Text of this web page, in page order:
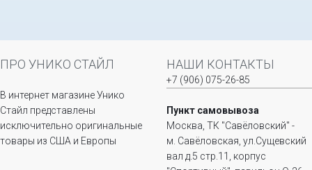
ПРО УНИКО СТАЙЛ
В интернет магазине Унико
Стайл представлены
исключительно оригинальные
товары из США и Европы
НАШИ КОНТАКТЫ
+7 (906) 075-26-85
Пункт самовывоза
Москва, ТК "Савёловский" -
м. Савёловская, ул.Сущевский
вал д.5 стр.11, корпус